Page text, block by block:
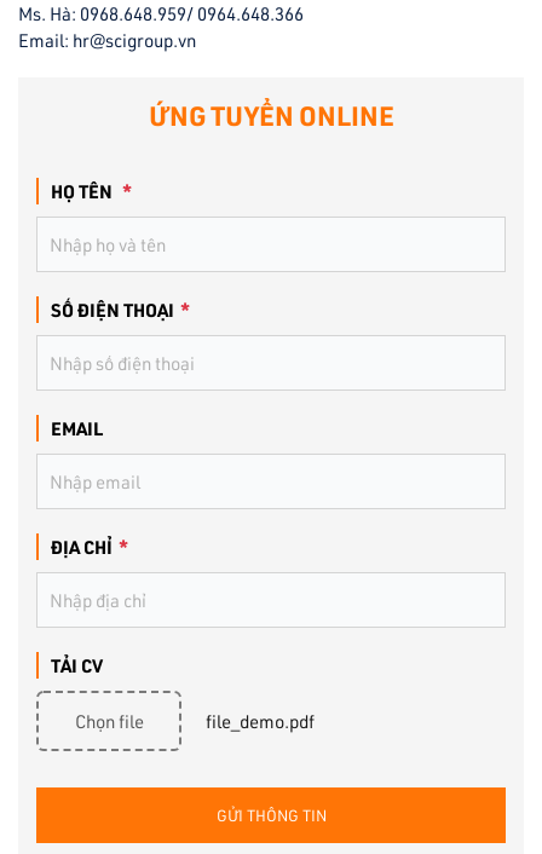
Ms. Hà: 0968.648.959/ 0964.648.366
Email: hr@scigroup.vn
ỨNG TUYỂN ONLINE
HỌ TÊN *
SỐ ĐIỆN THOẠI *
EMAIL
ĐỊA CHỈ *
TẢI CV
Chọn file file_demo.pdf
GỬI THÔNG TIN